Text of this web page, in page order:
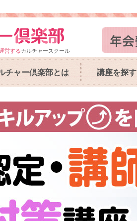
営するカルチャースクール
チャー倶楽部とは 講座を探す